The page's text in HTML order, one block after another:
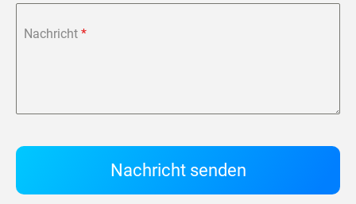
Nachricht *
Nachricht senden